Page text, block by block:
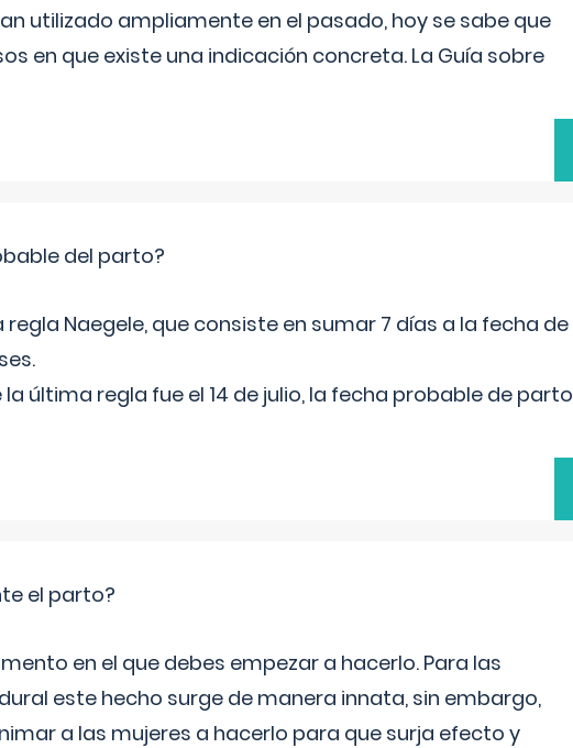
utilizado ampliamente en el pasado, hoy se sabe que
en que existe una indicación concreta. La Guía sobre
del parto?
Naegele, que consiste en sumar 7 días a la fecha de
última regla fue el 14 de julio, la fecha probable de parto
el parto?
en el que debes empezar a hacerlo. Para las
este hecho surge de manera innata, sin embargo,
a las mujeres a hacerlo para que surja efecto y